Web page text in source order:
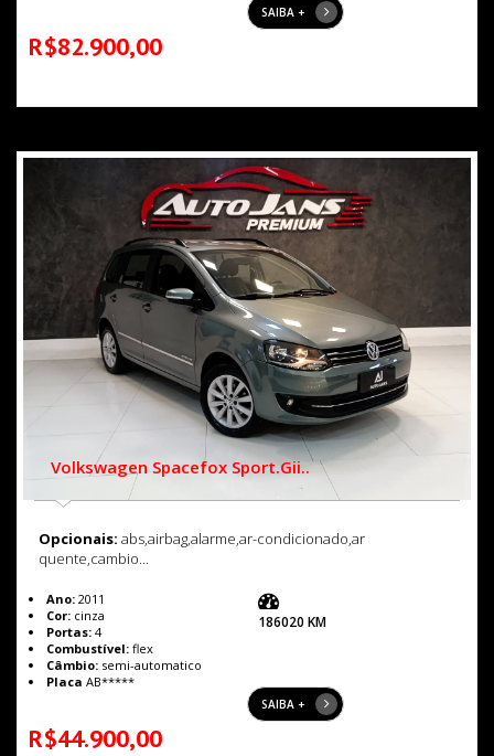
R$82.900,00
SAIBA +
Volkswagen Spacefox Sport.gii..
Opcionais: abs,airbag,alarme,ar-condicionado,ar
quente,cambio...
Ano: 2011
Cor: cinza
Portas: 4
Combustível: flex
Câmbio: semi-automatico
Placa AB*****
R$44.900,00
186020 KM
SAIBA +